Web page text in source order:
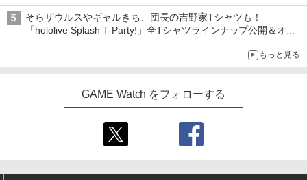
そらザウルスやギャルきち、団長の吉野家Tシャツも！
「hololive Splash T-Party!」全Tシャツラインナップ公開＆オン
もっと見る
GAME Watch をフォローする